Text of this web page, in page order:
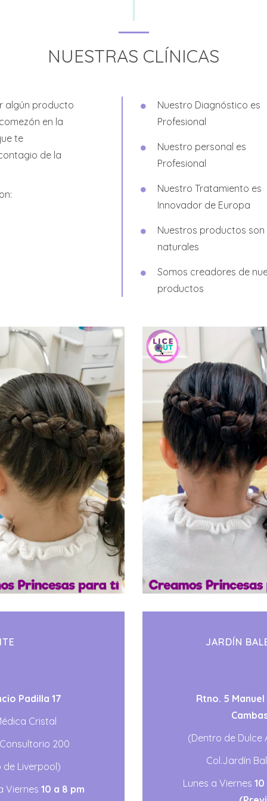
NUESTRAS CLÍNICAS
algún producto
en la
te
de la
Nuestro Diagnóstico es
Profesional
Nuestro personal es
Profesional
Nuestro Tratamiento es
Innovador de Europa
Nuestros productos son
naturales
Somos creadores de
productos
Padilla 17
Cristal
200
de Liverpool)
Viernes 10 a 8 pm
JARDÍN
Rtno. 5
(Dentro de Dulce
Col.Jardín
Lunes a Viernes